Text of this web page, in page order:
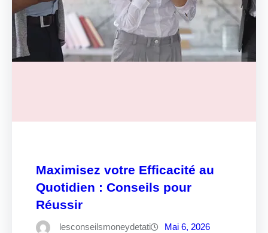
Maximisez votre Efficacité au
Quotidien : Conseils pour
Réussir
lesconseilsmoneydetati Mai 6, 2026